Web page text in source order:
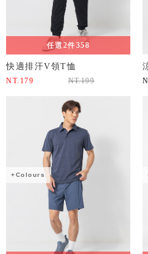
任選2件358
快適排汗V領T恤
NT. 179 NT.199
+Colours